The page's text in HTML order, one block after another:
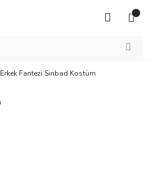
Erkek Fantezi Sinbad Kostüm